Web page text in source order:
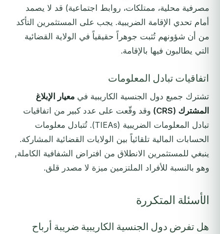
مصرفية محلية، ممتلكات، روابط اجتماعية) قد لا يصمد
أمام تحدي الإقامة الضريبية. يجب على المستثمرين التأكد
من أن شؤونهم تُثبت جوهراً حقيقياً في الولاية القضائية
التي يطالبون فيها بالإقامة.
اتفاقيات تبادل المعلومات
تشترك جميع دول الجنسية الكاريبية في معيار الإبلاغ
المشترك (CRS)
وقد وقّعت على عدد كبير من اتفاقيات
تبادل المعلومات الضريبية (TIEAs). تُتبادل معلومات
الحسابات المالية تلقائياً بين الولايات القضائية المشاركة.
ينبغي للمستثمرين الانطلاق من افتراض الشفافية الكاملة,
وهو بالنسبة للأفراد الملتزمين ميزة لا مصدر قلق.
الأسئلة المتكررة
هل تفرض دول الجنسية الكاريبية ضريبة أرباح